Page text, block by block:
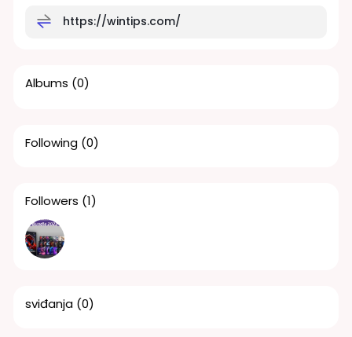
https://wintips.com/
Albums (0)
Following (0)
Followers (1)
sviđanja (0)